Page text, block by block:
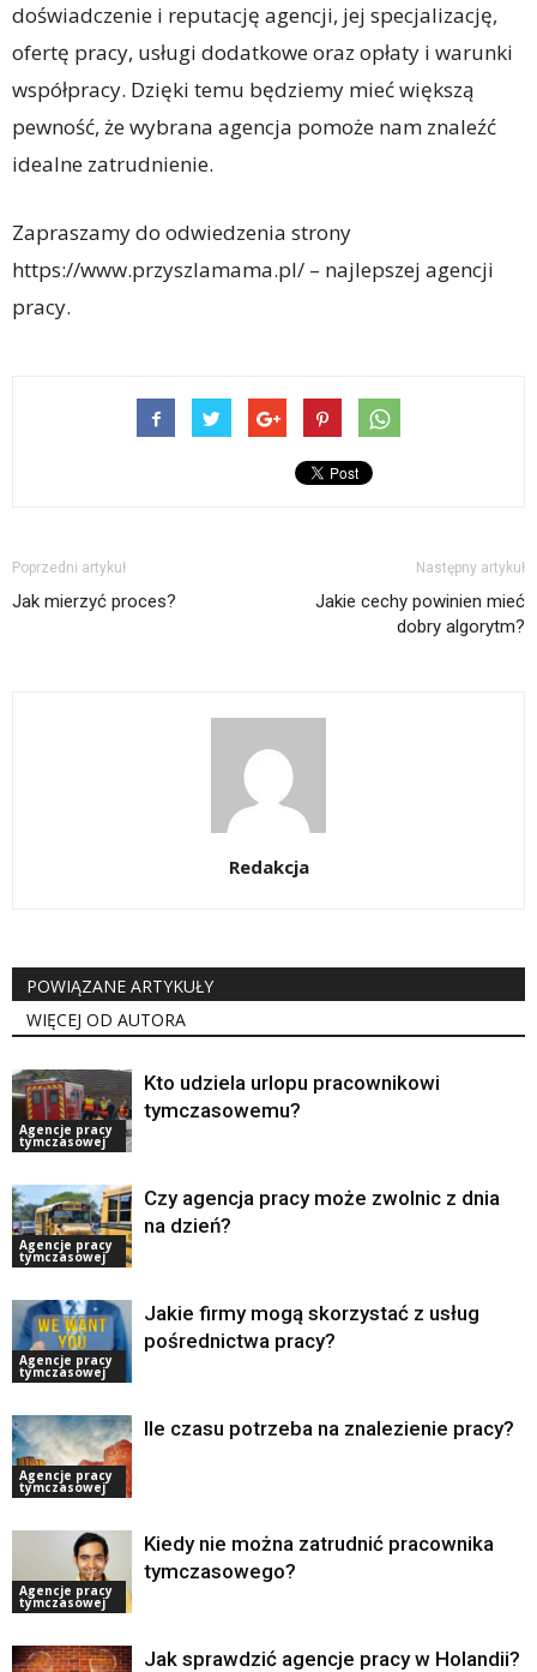
doświadczenie i reputację agencji, jej specjalizację,
ofertę pracy, usługi dodatkowe oraz opłaty i warunki
współpracy. Dzięki temu będziemy mieć większą
pewność, że wybrana agencja pomoże nam znaleźć
idealne zatrudnienie.
Zapraszamy do odwiedzenia strony
https://www.przyszlamama.pl/ – najlepszej agencji
pracy.
Poprzedni artykuł
Jak mierzyć proces?
Następny artykuł
Jakie cechy powinien mieć
dobry algorytm?
Redakcja
POWIĄZANE ARTYKUŁY
WIĘCEJ OD AUTORA
Agencje pracy
tymczasowej
Kto udziela urlopu pracownikowi
tymczasowemu?
Agencje pracy
tymczasowej
Czy agencja pracy może zwolnic z dnia
na dzień?
Agencje pracy
tymczasowej
Jakie firmy mogą skorzystać z usług
pośrednictwa pracy?
Agencje pracy
tymczasowej
Ile czasu potrzeba na znalezienie pracy?
Agencje pracy
tymczasowej
Kiedy nie można zatrudnić pracownika
tymczasowego?
Jak sprawdzić agencje pracy w Holandii?